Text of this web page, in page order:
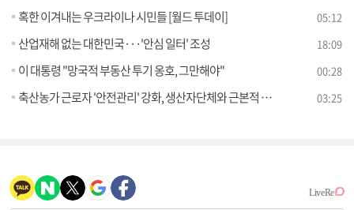
혹한 이겨내는 우크라이나 시민들 [월드 투데이] 05:12
산업재해 없는 대한민국···'안심 일터' 조성 18:09
이 대통령 "망국적 부동산 투기 옹호, 그만해야" 00:28
축산농가 근로자 '안전관리' 강화, 생산자단체와 근본적 대책 추진 [정책 바로보기] 03:25